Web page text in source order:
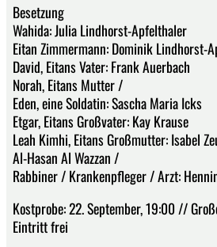
Besetzung
Wahida: Julia Lindhorst-Apfelthaler
Eitan Zimmermann: Dominik Lindhorst-
David, Eitans Vater: Frank Auerbach
Norah, Eitans Mutter /
Eden, eine Soldatin: Sascha Maria Icks
Etgar, Eitans Großvater: Kay Krause
Leah Kimhi, Eitans Großmutter: Isabel
Al-Hasan Al Wazzan /
Rabbiner / Krankenpfleger / Arzt:
Kostprobe: 22. September, 19:00 //
Eintritt frei